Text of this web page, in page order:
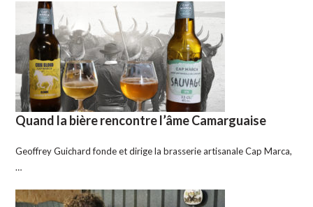
Quand la bière rencontre l’âme Camarguaise
Geoffrey Guichard fonde et dirige la brasserie artisanale Cap Marca,
…